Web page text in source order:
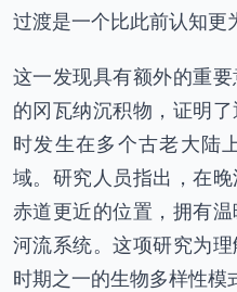
过渡是一个比此前认知更
这一发现具有额外的重
的冈瓦纳沉积物，证明
时发生在多个古老大陆
域。研究人员指出，在
赤道更近的位置，拥有
河流系统。这项研究为
时期之一的生物多样性模